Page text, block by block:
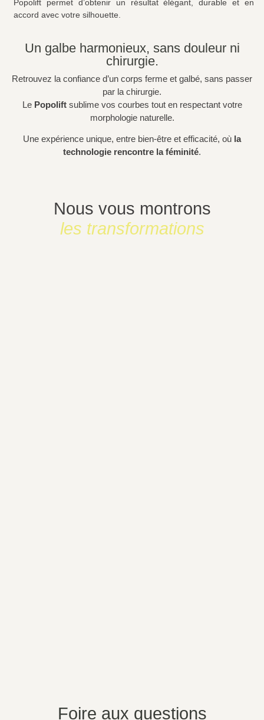
Popolift permet d’obtenir un résultat élégant, durable et en
accord avec votre silhouette.
Un galbe harmonieux, sans douleur ni
chirurgie.
Retrouvez la confiance d’un corps ferme et galbé, sans passer
par la chirurgie.
Le Popoliftsublime vos courbes tout en respectant votre
morphologie naturelle.
Une expérience unique, entre bien-être et efficacité, où la
technologie rencontre la féminité.
Nous vous montrons
les transformations
Foire aux questions